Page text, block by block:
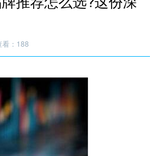
看：188